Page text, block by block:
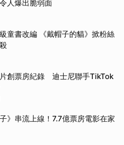
人爆出脆弱面
童書改編 《戴帽子的貓》掀粉絲
創票房紀錄 迪士尼聯手TikTok
子》串流上線！7.7億票房電影在家